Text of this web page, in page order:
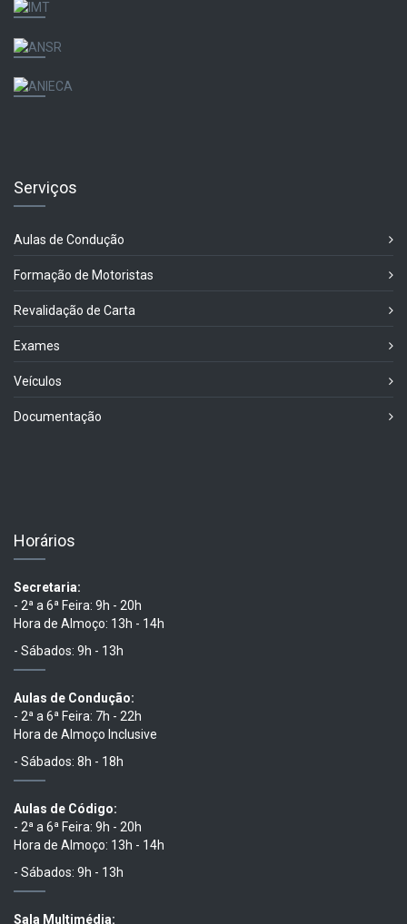
Serviços
Aulas de Condução
Formação de Motoristas
Revalidação de Carta
Exames
Veículos
Documentação
Horários
Secretaria:
- 2ª a 6ª Feira: 9h - 20h
Hora de Almoço: 13h - 14h
- Sábados: 9h - 13h
Aulas de Condução:
- 2ª a 6ª Feira: 7h - 22h
Hora de Almoço Inclusive
- Sábados: 8h - 18h
Aulas de Código:
- 2ª a 6ª Feira: 9h - 20h
Hora de Almoço: 13h - 14h
- Sábados: 9h - 13h
Sala Multimédia: